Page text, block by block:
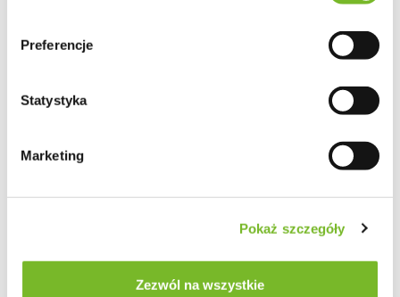
Preferencje
Statystyka
Marketing
Pokaż szczegóły
Zezwól na wszystkie